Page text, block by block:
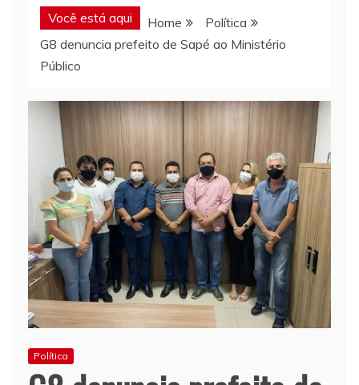
Você está aqui Home
Política
G8 denuncia prefeito de Sapé ao Ministério
Público
Política